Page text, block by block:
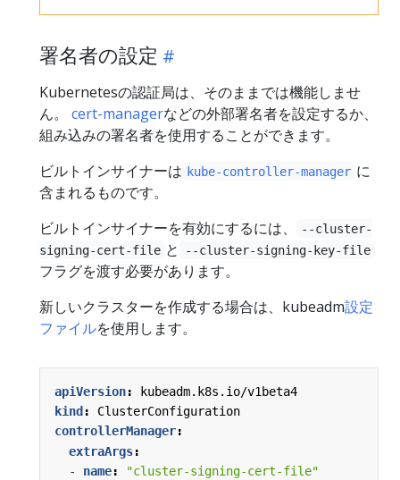
署名者の設定
Kubernetesの認証局は、そのままでは機能しませ
ん。 cert-managerなどの外部署名者を設定するか、
組み込みの署名者を使用することができます。
ビルトインサイナーは kube-controller-manager に
含まれるものです。
ビルトインサイナーを有効にするには、
--cluster-
signing-cert-file と --cluster-signing-key-file
フラグを渡す必要があります。
新しいクラスターを作成する場合は、kubeadm設定
ファイルを使用します。
apiVersion:
kubeadm.k8s.io/v1beta4
kind :
ClusterConfiguration
controllerManager:
extraArgs:
- name:
"cluster-signing-cert-file"